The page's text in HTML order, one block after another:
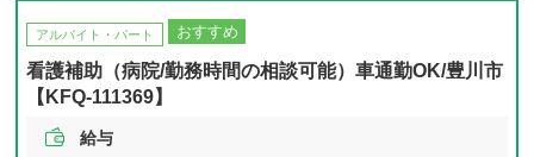
アルバイト・パート おすすめ
看護補助（病院/勤務時間の相談可能）車通勤OK/豊川市
【KFQ-111369】
給与